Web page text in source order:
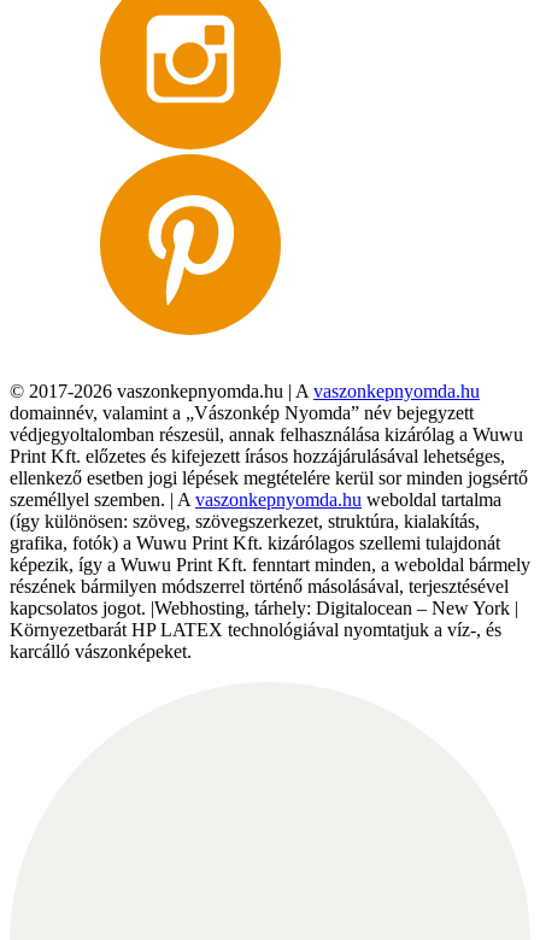
© 2017-2026 vaszonkepnyomda.hu | A vaszonkepnyomda.hu
domainnév, valamint a „Vászonkép Nyomda” név bejegyzett
védjegyoltalomban részesül, annak felhasználása kizárólag a Wuwu
Print Kft. előzetes és kifejezett írásos hozzájárulásával lehetséges,
ellenkező esetben jogi lépések megtételére kerül sor minden jogsértő
személlyel szemben. | A vaszonkepnyomda.hu weboldal tartalma
(így különösen: szöveg, szövegszerkezet, struktúra, kialakítás,
grafika, fotók) a Wuwu Print Kft. kizárólagos szellemi tulajdonát
képezik, így a Wuwu Print Kft. fenntart minden, a weboldal bármely
részének bármilyen módszerrel történő másolásával, terjesztésével
kapcsolatos jogot. |Webhosting, tárhely: Digitalocean – New York |
Környezetbarát HP LATEX technológiával nyomtatjuk a víz-, és
karcálló vászonképeket.